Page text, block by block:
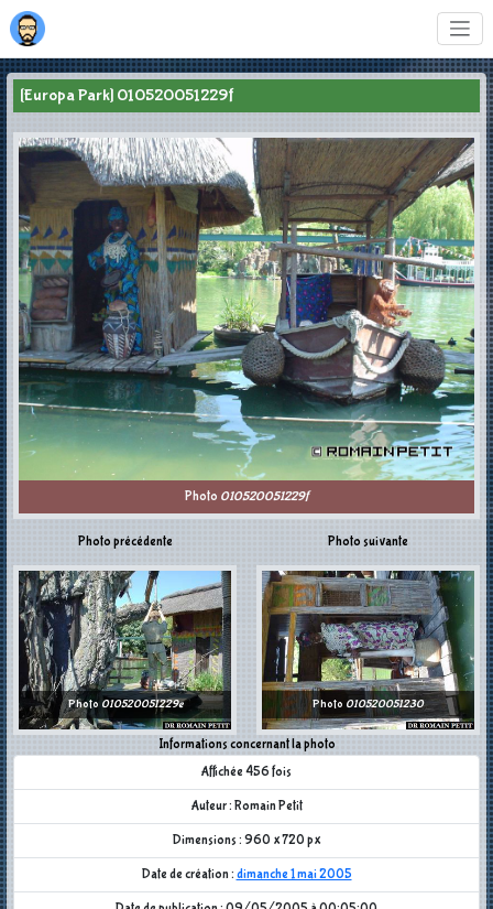
[Europa Park] 010520051229f
Photo 010520051229f
Photo précédente
Photo 010520051229e
Informations concernant la photo
Affichée 456 fois
Auteur : Romain Petit
Dimensions : 960 x 720 px
Date de création : dimanche 1 mai 2005
Photo suivante
Photo 010520051230